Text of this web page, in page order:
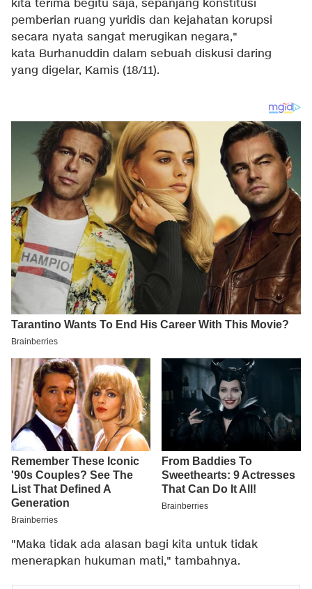
kita terima begitu saja, sepanjang konstitusi
pemberian ruang yuridis dan kejahatan korupsi
secara nyata sangat merugikan negara,"
kata Burhanuddin dalam sebuah diskusi daring
yang digelar, Kamis (18/11).
"Maka tidak ada alasan bagi kita untuk tidak
menerapkan hukuman mati," tambahnya.